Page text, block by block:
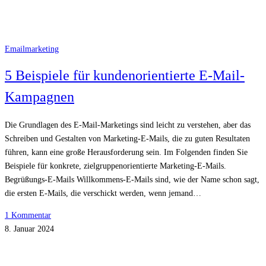
Emailmarketing
5 Beispiele für kundenorientierte E-Mail-
Kampagnen
Die Grundlagen des E-Mail-Marketings sind leicht zu verstehen, aber das
Schreiben und Gestalten von Marketing-E-Mails, die zu guten Resultaten
führen, kann eine große Herausforderung sein. Im Folgenden finden Sie
Beispiele für konkrete, zielgruppenorientierte Marketing-E-Mails.
Begrüßungs-E-Mails Willkommens-E-Mails sind, wie der Name schon sagt,
die ersten E-Mails, die verschickt werden, wenn jemand…
1 Kommentar
8. Januar 2024